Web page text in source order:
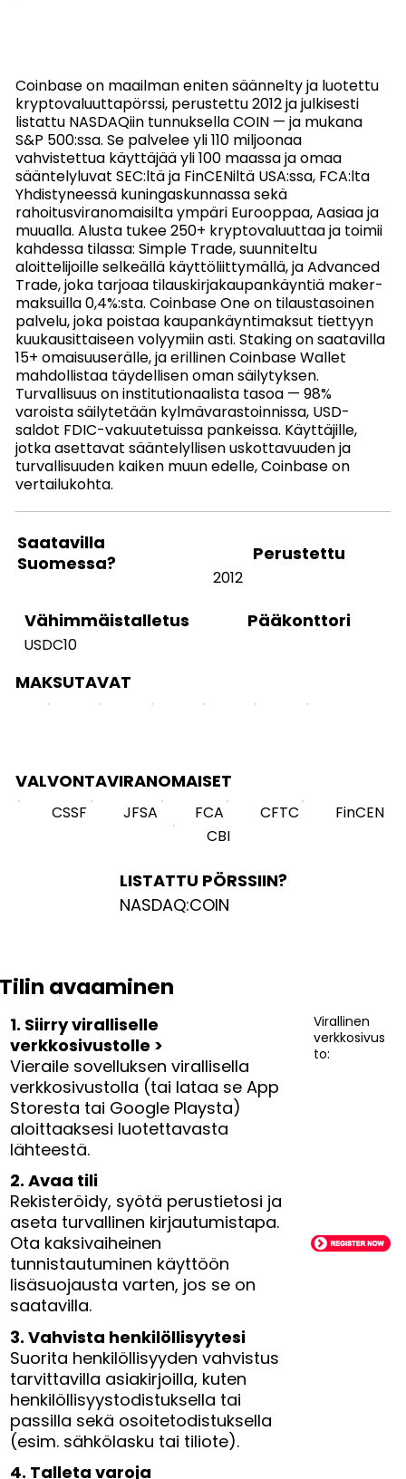
Coinbase on maailman eniten säännelty ja luotettu
kryptovaluuttapörssi, perustettu 2012 ja julkisesti
listattu NASDAQiin tunnuksella COIN — ja mukana
S&P 500:ssa. Se palvelee yli 110 miljoonaa
vahvistettua käyttäjää yli 100 maassa ja omaa
sääntelyluvat SEC:ltä ja FinCENiltä USA:ssa, FCA:lta
Yhdistyneessä kuningaskunnassa sekä
rahoitusviranomaisilta ympäri Eurooppaa, Aasiaa ja
muualla. Alusta tukee 250+ kryptovaluuttaa ja toimii
kahdessa tilassa: Simple Trade, suunniteltu
aloittelijoille selkeällä käyttöliittymällä, ja Advanced
Trade, joka tarjoaa tilauskirjakaupankäyntiä maker-
maksuilla 0,4%:sta. Coinbase One on tilaustasoinen
palvelu, joka poistaa kaupankäyntimaksut tiettyyn
kuukausittaiseen volyymiin asti. Staking on saatavilla
15+ omaisuuserälle, ja erillinen Coinbase Wallet
mahdollistaa täydellisen oman säilytyksen.
Turvallisuus on institutionaalista tasoa — 98%
varoista säilytetään kylmävarastoinnissa, USD-
saldot FDIC-vakuutetuissa pankeissa. Käyttäjille,
jotka asettavat sääntelyllisen uskottavuuden ja
turvallisuuden kaiken muun edelle, Coinbase on
vertailukohta.
Saatavilla
Suomessa?
Perustettu
2012
Vähimmäistalletus
USDC10
Pääkonttori
MAKSUTAVAT
VALVONTAVIRANOMAISET
CSSF JFSA FCA CFTC
FinCEN
CBI
LISTATTU PÖRSSIIN?
NASDAQ:COIN
Tilin avaaminen
1. Siirry viralliselle
verkkosivustolle >
Vieraile sovelluksen virallisella
verkkosivustolla (tai lataa se App
Storesta tai Google Playsta)
aloittaaksesi luotettavasta
lähteestä.
2. Avaa tili
Rekisteröidy, syötä perustietosi ja
aseta turvallinen kirjautumistapa.
Ota kaksivaiheinen
tunnistautuminen käyttöön
lisäsuojausta varten, jos se on
saatavilla.
3. Vahvista henkilöllisyytesi
Suorita henkilöllisyyden vahvistus
tarvittavilla asiakirjoilla, kuten
henkilöllisyystodistuksella tai
passilla sekä osoitetodistuksella
(esim. sähkölasku tai tiliote).
4. Talleta varoja
Virallinen
verkkosivus
to: